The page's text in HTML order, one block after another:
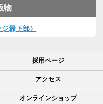
物
ジ最下部）
採用ページ
アクセス
オンラインショップ